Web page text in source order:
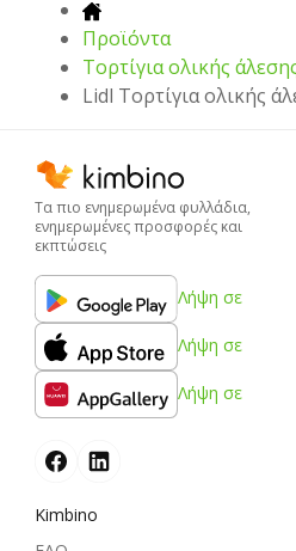
Προϊόντα
Τορτίγια ολικής
Lidl Τορτίγια ολικής
Τα πιο ενημερωμένα φυλλάδια,
ενημερωμένες προσφορές και
εκπτώσεις
Λήψη σε
Λήψη σε
Λήψη σε
Kimbino